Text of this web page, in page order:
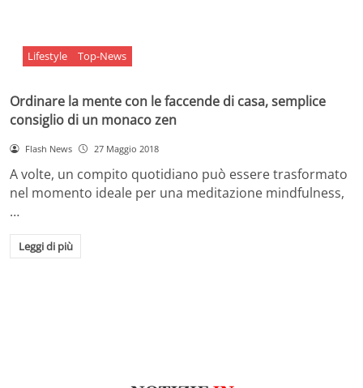
Lifestyle Top-News
Ordinare la mente con le faccende di casa, semplice
consiglio di un monaco zen
Flash News 27 Maggio 2018
A volte, un compito quotidiano può essere trasformato
nel momento ideale per una meditazione mindfulness,
…
Leggi di più